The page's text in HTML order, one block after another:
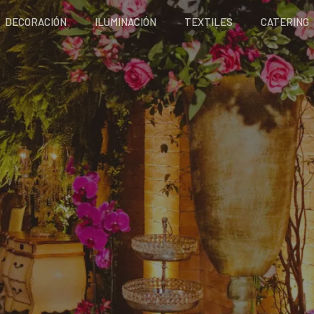
DECORACIÓN ILUMINACIÓN TEXTILES CATERING